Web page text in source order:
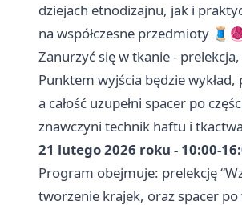
dziejach etnodizajnu, jak i
na współczesne przedmioty
Zanurzyć się w tkanie -
Punktem wyjścia będzie
a całość uzupełni spacer po
znawczyni technik haftu i
21 lutego 2026 roku - 10:00-
Program obejmuje: prelekcję
tworzenie krajek, oraz spacer